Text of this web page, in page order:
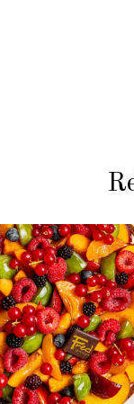
PATISSERIE
Tartes
Fruits
Jaunes